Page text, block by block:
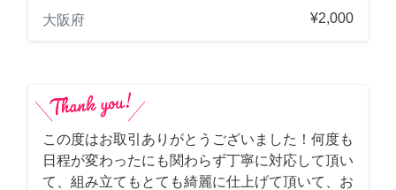
大阪府
¥2,000
この度はお取引ありがとうございました！何度も
日程が変わったにも関わらず丁寧に対応して頂い
て、組み立てもとても綺麗に仕上げて頂いて、お